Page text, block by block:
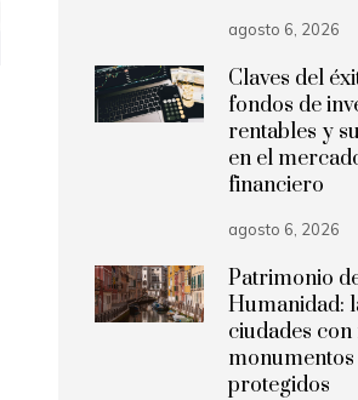
agosto 6, 2026
Claves del
fondos de
rentables y
en el
financiero
agosto 6, 2026
Patrimonio
Humanidad:
ciudades con
monumentos
protegidos